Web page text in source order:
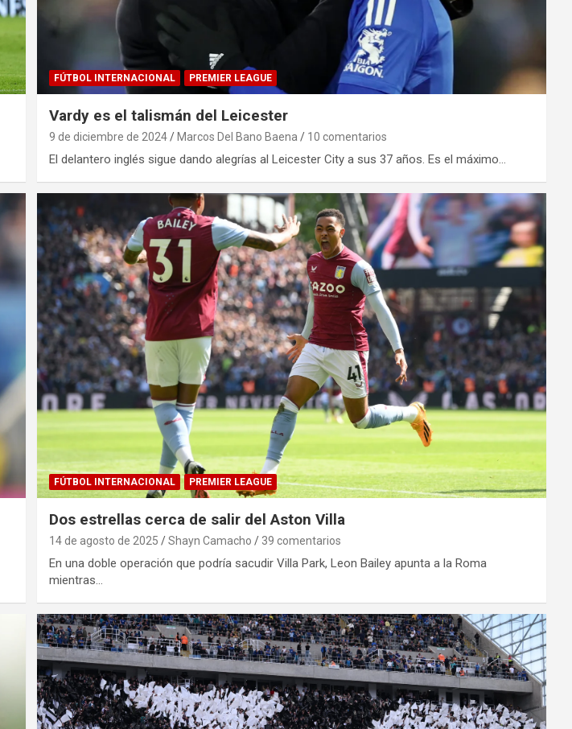
FÚTBOL INTERNACIONAL PREMIER LEAGUE
Vardy es el talismán del Leicester
9 de diciembre de 2024 Marcos Del Bano Baena 10 comentarios
El delantero inglés sigue dando alegrías al Leicester City a sus 37 años. Es el máximo…
FÚTBOL INTERNACIONAL PREMIER LEAGUE
Dos estrellas cerca de salir del Aston Villa
14 de agosto de 2025 Shayn Camacho 39 comentarios
En una doble operación que podría sacudir Villa Park, Leon Bailey apunta a la Roma
mientras…